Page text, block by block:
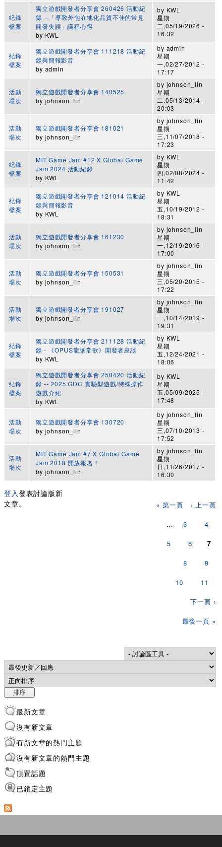
紀錄
檔案
獨立遊戲開發者分享會 260426 活動紀
錄 --「導致外包在地化品質不佳的常見
開發失誤」議程心得
by KWL
by KWL
星期
二,05/19/2026 -
16:32
紀錄
檔案
獨立遊戲開發者分享會 111218 活動紀
錄與簡報影音
by admin
by admin
星期
一,02/27/2012 -
17:17
活動
場次
獨立遊戲開發者分享會 140525
by johnson_lin
by johnson_lin
星期
二,05/13/2014 -
20:03
活動
場次
獨立遊戲開發者分享會 181021
by johnson_lin
by johnson_lin
星期
三,11/07/2018 -
17:23
紀錄
檔案
MIT Game Jam #12 X Global Game
Jam 2024 活動紀錄
by KWL
by KWL
星期
四,02/08/2024 -
11:42
紀錄
檔案
獨立遊戲開發者分享會 121014 活動紀
錄與簡報影音
by KWL
by KWL
星期
五,10/19/2012 -
18:31
活動
場次
獨立遊戲開發者分享會 161230
by johnson_lin
by johnson_lin
星期
一,12/19/2016 -
17:00
活動
場次
獨立遊戲開發者分享會 150531
by johnson_lin
by johnson_lin
星期
三,05/20/2015 -
17:22
活動
場次
獨立遊戲開發者分享會 191027
by johnson_lin
by johnson_lin
星期
一,10/14/2019 -
19:31
紀錄
檔案
獨立遊戲開發者分享會 211128 活動紀
錄 - 《OPUS龍脈常歌》開發者座談
by KWL
by KWL
星期
五,12/24/2021 -
18:06
紀錄
檔案
獨立遊戲開發者分享會 250420 活動紀
錄 -- 2025 GDC 實驗型遊戲/特殊操作
遊戲介紹
by KWL
by KWL
星期
五,05/09/2025 -
17:48
活動
場次
獨立遊戲開發者分享會 130720
by johnson_lin
by johnson_lin
星期
三,07/10/2013 -
17:52
活動
場次
MIT Game Jam #7 X Global Game
Jam 2018 開放報名！
by johnson_lin
by johnson_lin
星期
日,11/26/2017 -
16:30
登入 發表討論版新
文章。
頁面
« 第一頁 ‹ 上一頁
… 3 4
5 6 7
8 9
10 11
下一頁 ›
最後一頁 »
Order by
排序
最新文章
沒有新文章
有新文章的熱門主題
沒有新文章的熱門主題
頂置話題
已鎖定主題